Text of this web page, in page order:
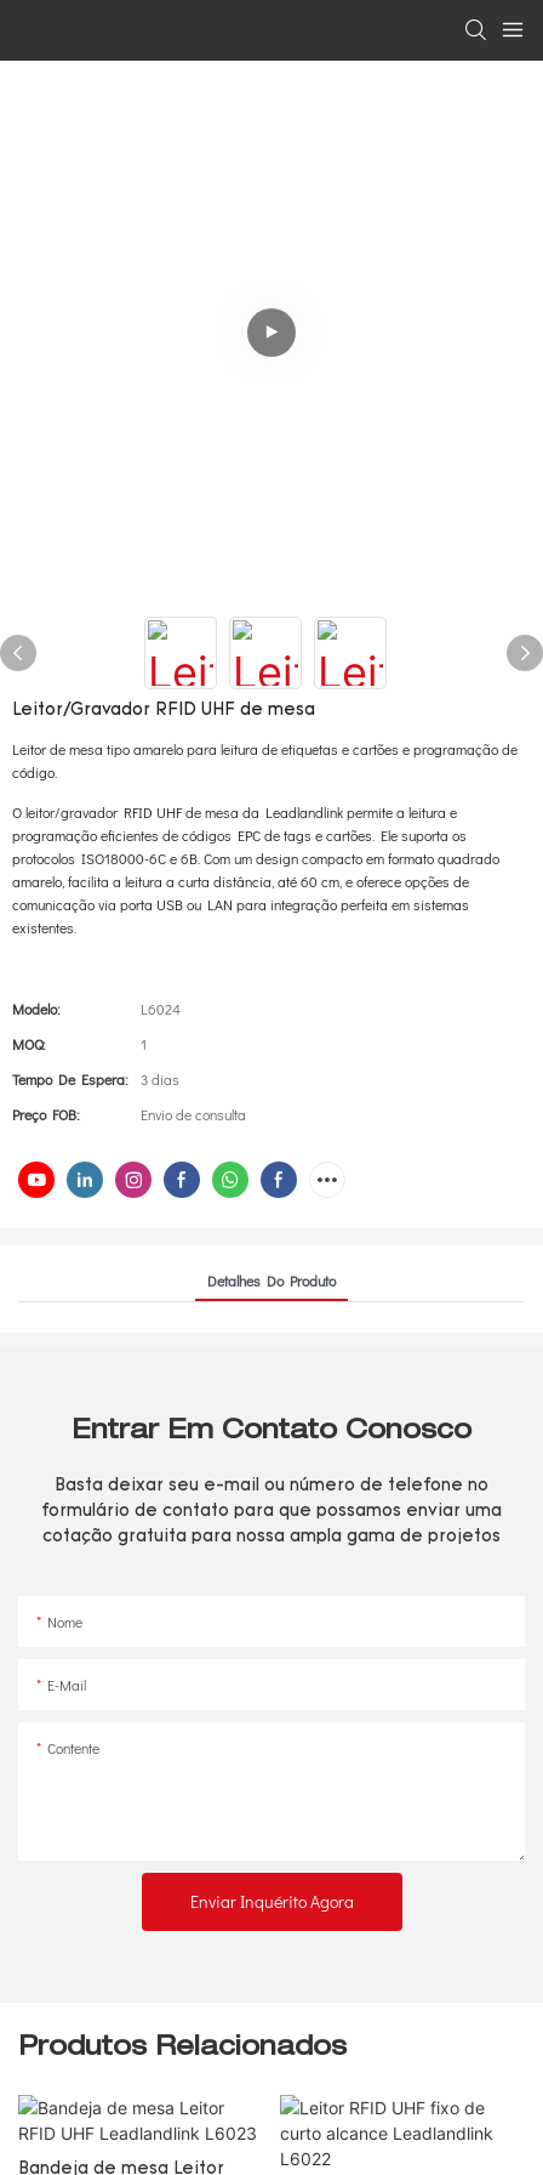
Leitor/Gravador RFID UHF de mesa
Leitor de mesa tipo amarelo para leitura de etiquetas e cartões e programação de
código.
O leitor/gravador RFID UHF de mesa da Leadlandlink permite a leitura e
programação eficientes de códigos EPC de tags e cartões. Ele suporta os
protocolos ISO18000-6C e 6B. Com um design compacto em formato quadrado
amarelo, facilita a leitura a curta distância, até 60 cm, e oferece opções de
comunicação via porta USB ou LAN para integração perfeita em sistemas
existentes.
Modelo:
L6024
MOQ:
1
Tempo De Espera:
3 dias
Preço FOB:
Envio de consulta
Detalhes Do Produto
Entrar Em Contato Conosco
Basta deixar seu e-mail ou número de telefone no
formulário de contato para que possamos enviar uma
cotação gratuita para nossa ampla gama de projetos
Nome
E-Mail
Contente
Enviar Inquérito Agora
Produtos Relacionados
Bandeja de mesa Leitor